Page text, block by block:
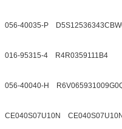
056-40035-P
016-95315-4 R4R0359111B4
056-40040-H
CE040S07U10N